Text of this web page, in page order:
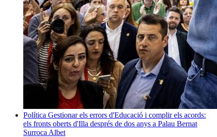
Política Gestionar els errors d'Educació i complir els acords:
els fronts oberts d'Illa després de dos anys a Palau Bernat
Surroca Albet